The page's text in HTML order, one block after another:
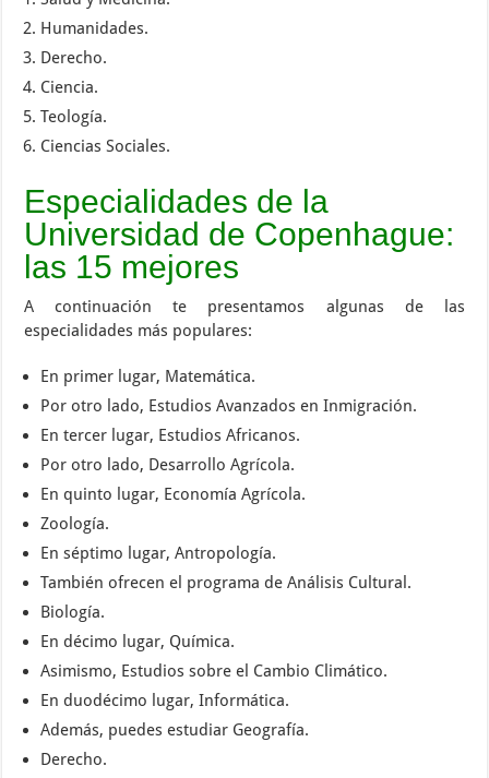
Humanidades.
Derecho.
Ciencia.
Teología.
Ciencias Sociales.
Especialidades de la
Universidad de Copenhague:
las 15 mejores
A continuación te presentamos algunas de las
especialidades más populares:
En primer lugar, Matemática.
Por otro lado, Estudios Avanzados en Inmigración.
En tercer lugar, Estudios Africanos.
Por otro lado, Desarrollo Agrícola.
En quinto lugar, Economía Agrícola.
Zoología.
En séptimo lugar, Antropología.
También ofrecen el programa de Análisis Cultural.
Biología.
En décimo lugar, Química.
Asimismo, Estudios sobre el Cambio Climático.
En duodécimo lugar, Informática.
Además, puedes estudiar Geografía.
Derecho.